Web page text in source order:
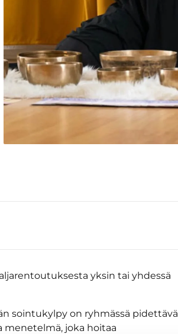
yksin tai yhdessä
sointukylpy on ryhmässä pidettävä
joka hoitaa